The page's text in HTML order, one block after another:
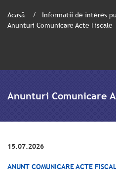
Acasă
Informatii de interes
Anunturi Comunicare Acte Fiscale
Anunturi Comunicare
15.07.2026
ANUNT COMUNICARE ACTE